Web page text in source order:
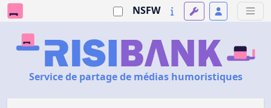
NSFW
Service de partage de médias humoristiques